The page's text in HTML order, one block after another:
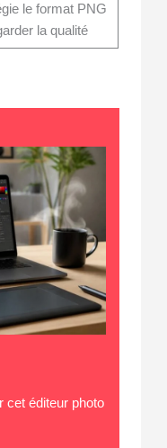
le format PNG
la qualité
cet éditeur photo